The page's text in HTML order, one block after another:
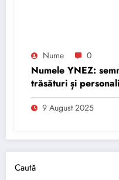
Nume 0
Numele YNEZ:
trăsături și
9 August 2025
Caută